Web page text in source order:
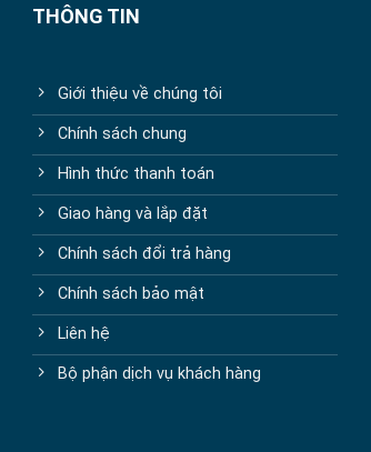
THÔNG TIN
Giới thiệu về chúng tôi
Chính sách chung
Hình thức thanh toán
Giao hàng và lắp đặt
Chính sách đổi trả hàng
Chính sách bảo mật
Liên hệ
Bộ phận dịch vụ khách hàng